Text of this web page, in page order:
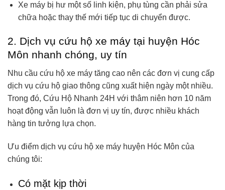
Xe máy bị hư một số linh kiện, phụ tùng cần phải sửa
chữa hoặc thay thế mới tiếp tục di chuyển được.
2. Dịch vụ cứu hộ xe máy tại huyện Hóc
Môn nhanh chóng, uy tín
Nhu cầu cứu hộ xe máy tăng cao nên các đơn vị cung cấp
dịch vụ cứu hộ giao thông cũng xuất hiện ngày một nhiều.
Trong đó, Cứu Hộ Nhanh 24H với thâm niên hơn 10 năm
hoạt động vẫn luôn là đơn vị uy tín, được nhiều khách
hàng tin tưởng lựa chọn.
Ưu điểm dịch vụ cứu hộ xe máy huyện Hóc Môn của
chúng tôi:
Có mặt kịp thời